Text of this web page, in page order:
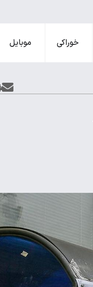
خوراکی موبایل